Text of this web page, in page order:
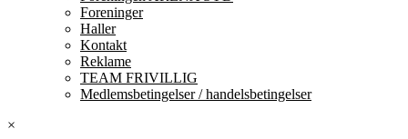
Foreninger
Haller
Kontakt
Reklame
TEAM FRIVILLIG
Medlemsbetingelser / handelsbetingelser
×